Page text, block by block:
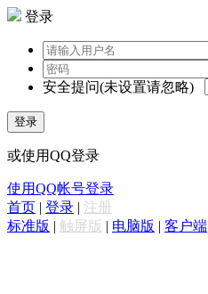
登录
安全提问(未设置请忽略)
登录
或使用QQ登录
使用QQ帐号登录
首页 | 登录 | 注册
标准版 | 触屏版 | 电脑版 | 客户端